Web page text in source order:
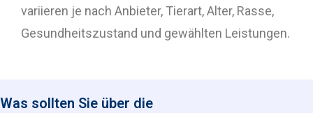
variieren je nach Anbieter, Tierart, Alter, Rasse,
Gesundheitszustand und gewählten Leistungen.
Was sollten Sie über die